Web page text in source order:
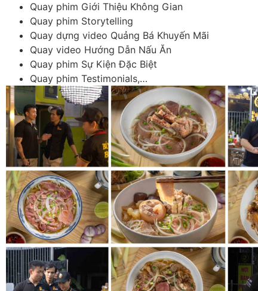
Quay phim Giới Thiệu Không Gian
Quay phim Storytelling
Quay dựng video Quảng Bá Khuyến Mãi
Quay video Hướng Dẫn Nấu Ăn
Quay phim Sự Kiện Đặc Biệt
Quay phim Testimonials,…